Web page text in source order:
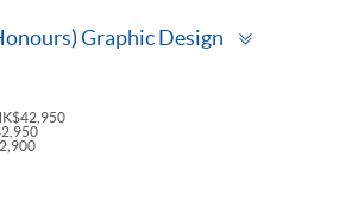
Graphic Design